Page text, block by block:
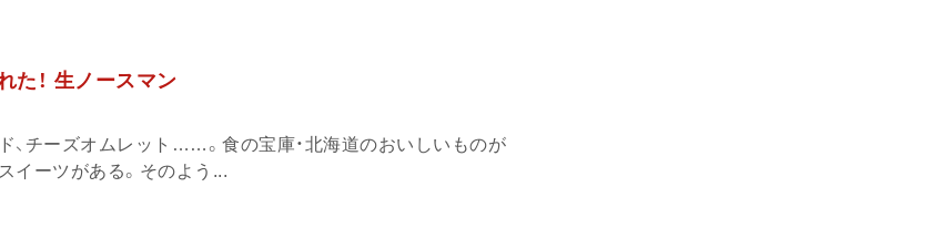
た！ 生ノースマン
、チーズオムレット……。食の宝庫・北海道のおいしいものが
イーツがある。そのよう...